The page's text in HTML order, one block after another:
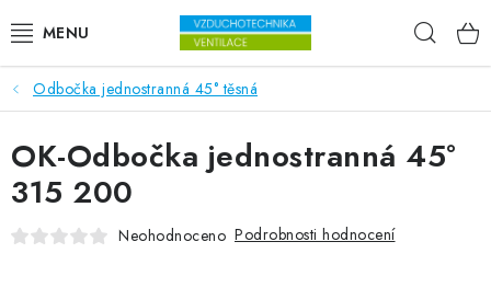
VENTILÁTORY
VZDUCHOTECHNIKA
REKUPERACE
Odbočka jednostranná 45° těsná
OK-Odbočka jednostranná 45°
315 200
Neohodnoceno Podrobnosti hodnocení